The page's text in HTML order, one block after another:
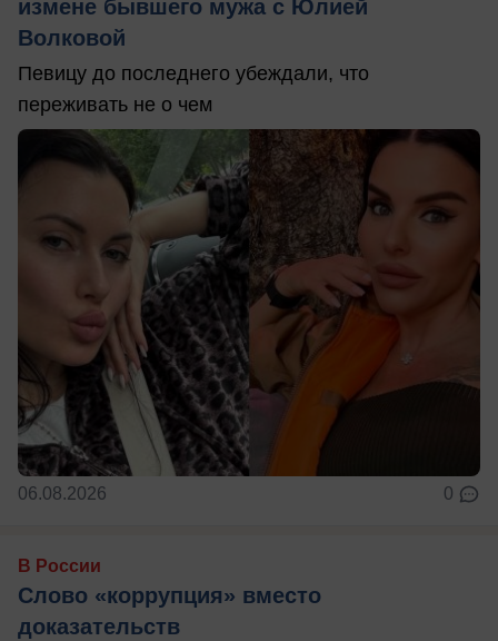
измене бывшего мужа с Юлией
Волковой
Певицу до последнего убеждали, что
переживать не о чем
06.08.2026 0
В России
Слово «коррупция» вместо
доказательств